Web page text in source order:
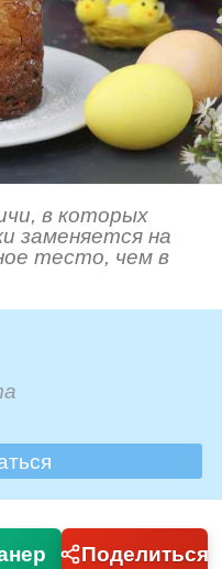
в которых
заменяется на
тесто, чем в
Поделиться